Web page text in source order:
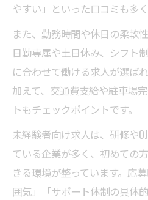
やすい」といった口コミも多く
また、勤務時間や休日の柔軟
日勤専属や土日休み、シフト
に合わせて働ける求人が選ば
加えて、交通費支給や駐車場
トもチェックポイントです。
未経験者向け求人は、研修や
ている企業が多く、初めての
きる環境が整っています。応
囲気」「サポート体制の具体